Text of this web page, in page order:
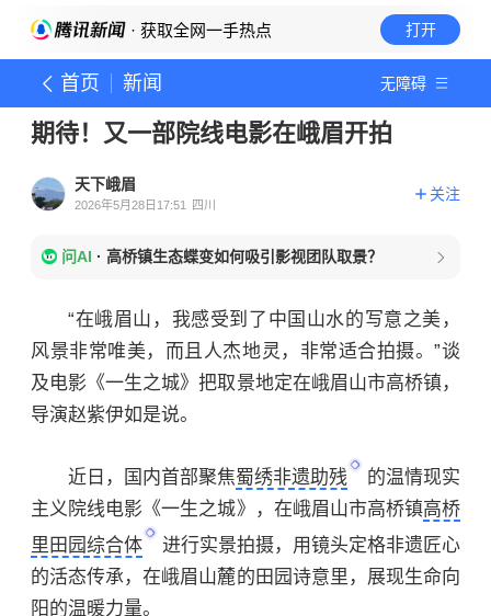
· 获取全网一手热点 打开
首页 新闻 无障碍
期待！又一部院线电影在峨眉开拍
天下峨眉
2026年5月28日17:51 四川
关注
问AI · 高桥镇生态蝶变如何吸引影视团队取景？
“在峨眉山，我感受到了中国山水的写意之美，
风景非常唯美，而且人杰地灵，非常适合拍摄。”谈
及电影《一生之城》把取景地定在峨眉山市高桥镇，
导演赵紫伊如是说。
近日，国内首部聚焦蜀绣非遗助残
的温情现实
主义院线电影《一生之城》，在峨眉山市高桥镇高桥
里田园综合体
进行实景拍摄，用镜头定格非遗匠心
的活态传承，在峨眉山麓的田园诗意里，展现生命向
阳的温暖力量。